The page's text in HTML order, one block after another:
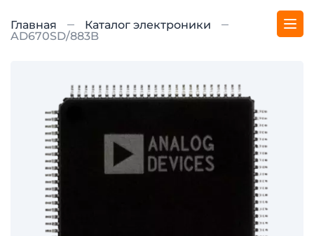
Главная
Каталог электроники
AD670SD/883B